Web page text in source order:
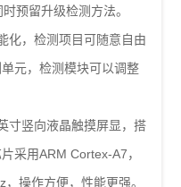
预留升级检测方法。
，检测项目可随意自由
元，检测模块可以调整
竖向液晶触摸屏显，搭
采用ARM Cortex-A7，
操作方便，性能更强。